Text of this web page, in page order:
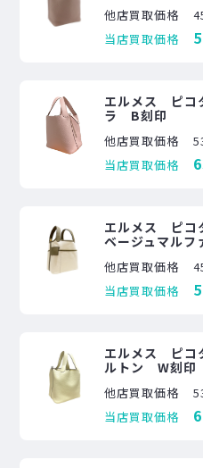
他店買取価格
当店買取価格
エルメス ピコ
ラ B刻印
他店買取価格
当店買取価格
エルメス ピコ
ベージュマル
他店買取価格
当店買取価格
エルメス ピコ
ルトン W刻印
他店買取価格
当店買取価格